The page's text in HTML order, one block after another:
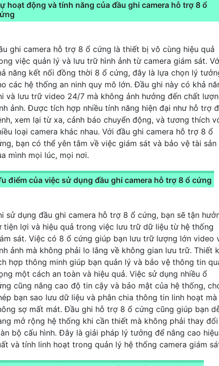
hoạt động và tính năng của đầu ghi camera hỗ trợ 8 ổ
ghi camera hỗ trợ 8 ổ cứng là thiết bị vô cùng hiệu quả
việc quản lý và lưu trữ hình ảnh từ camera giám sát.
năng kết nối đồng thời 8 ổ cứng, đây là lựa chọn lý
các hệ thống an ninh quy mô lớn. Đầu ghi này có khả
và lưu trữ video 24/7 mà không ảnh hưởng đến chất
ảnh. Được tích hợp nhiều tính năng hiện đại như hỗ trợ
xem lại từ xa, cảnh báo chuyển động, và tương thích
loại camera khác nhau. Với đầu ghi camera hỗ trợ 8 ổ
bạn có thể yên tâm về việc giám sát và bảo vệ tài sản
mình mọi lúc, mọi nơi.
điểm của việc sử dụng đầu ghi camera hỗ trợ 8 ổ cứng
sử dụng đầu ghi camera hỗ trợ 8 ổ cứng, bạn sẽ tận
tiện lợi và hiệu quả trong việc lưu trữ dữ liệu từ hệ thống
sát. Việc có 8 ổ cứng giúp bạn lưu trữ lượng lớn video
ảnh mà không phải lo lắng về không gian lưu trữ. Thiết
hợp thông minh giúp bạn quản lý và bảo vệ thông tin
một cách an toàn và hiệu quả. Việc sử dụng nhiều ổ
cũng nâng cao độ tin cậy và bảo mật của hệ thống,
bạn sao lưu dữ liệu và phân chia thông tin linh hoạt mà
sợ mất mát. Đầu ghi hỗ trợ 8 ổ cứng cũng giúp bạn
mở rộng hệ thống khi cần thiết mà không phải thay đổi
bộ cấu hình. Đây là giải pháp lý tưởng để nâng cao hiệu
và tính linh hoạt trong quản lý hệ thống camera giám